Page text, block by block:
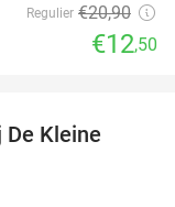
Regulier €20,90
€12,50
Kleine